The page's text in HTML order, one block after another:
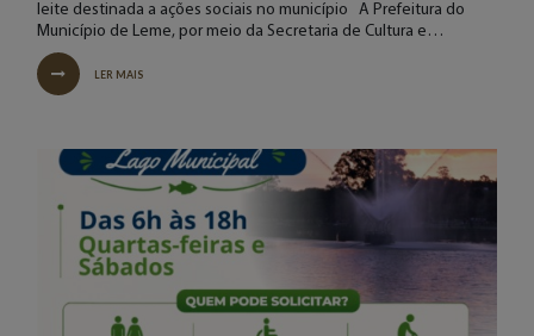
leite destinada a ações sociais no município A Prefeitura do
Município de Leme, por meio da Secretaria de Cultura e…
LER MAIS